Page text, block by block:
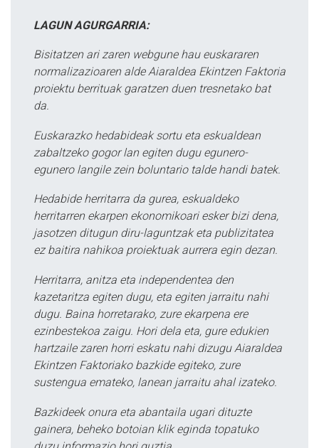
LAGUN AGURGARRIA:
Bisitatzen ari zaren webgune hau euskararen
normalizazioaren alde Aiaraldea Ekintzen Faktoria
proiektu berrituak garatzen duen tresnetako bat
da.
Euskarazko hedabideak sortu eta eskualdean
zabaltzeko gogor lan egiten dugu egunero-
egunero langile zein boluntario talde handi batek.
Hedabide herritarra da gurea, eskualdeko
herritarren ekarpen ekonomikoari esker bizi dena,
jasotzen ditugun diru-laguntzak eta publizitatea
ez baitira nahikoa proiektuak aurrera egin dezan.
Herritarra, anitza eta independentea den
kazetaritza egiten dugu, eta egiten jarraitu nahi
dugu. Baina horretarako, zure ekarpena ere
ezinbestekoa zaigu. Hori dela eta, gure edukien
hartzaile zaren horri eskatu nahi dizugu Aiaraldea
Ekintzen Faktoriako bazkide egiteko, zure
sustengua emateko, lanean jarraitu ahal izateko.
Bazkideek onura eta abantaila ugari dituzte
gainera, beheko botoian klik eginda topatuko